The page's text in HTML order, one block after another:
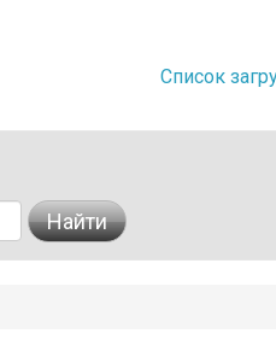
Список
Найти